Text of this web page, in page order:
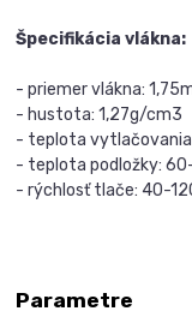
Špecifikácia vlákna:
- priemer vlákna:
- hustota: 1,27g/cm3
- teplota
- teplota podložky:
- rýchlosť tlače: 40-
Parametre